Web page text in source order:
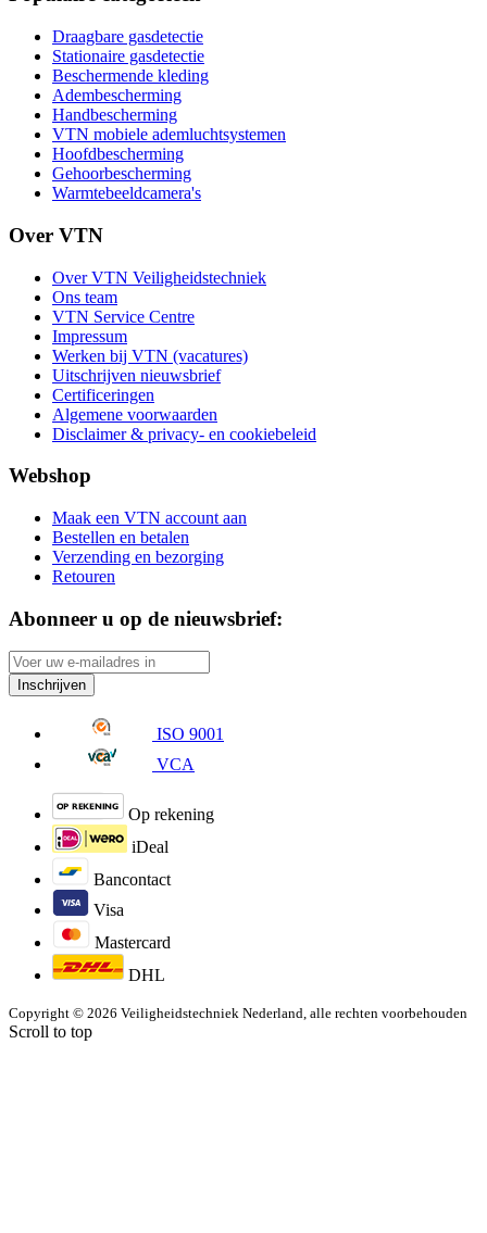
Draagbare gasdetectie
Stationaire gasdetectie
Beschermende kleding
Adembescherming
Handbescherming
VTN mobiele ademluchtsystemen
Hoofdbescherming
Gehoorbescherming
Warmtebeeldcamera's
Over VTN
Over VTN Veiligheidstechniek
Ons team
VTN Service Centre
Impressum
Werken bij VTN (vacatures)
Uitschrijven nieuwsbrief
Certificeringen
Algemene voorwaarden
Disclaimer & privacy- en cookiebeleid
Webshop
Maak een VTN account aan
Bestellen en betalen
Verzending en bezorging
Retouren
Abonneer u op de nieuwsbrief:
Inschrijven
ISO 9001
VCA
Op rekening
iDeal
Bancontact
Visa
Mastercard
DHL
Copyright © 2026 Veiligheidstechniek Nederland, alle rechten voorbehouden
Scroll to top